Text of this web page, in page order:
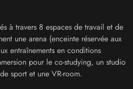
à travers 8 espaces de travail et de
une arena (enceinte réservée aux
entraînements en conditions
pour le co-studying, un studio
sport et une VR-room.